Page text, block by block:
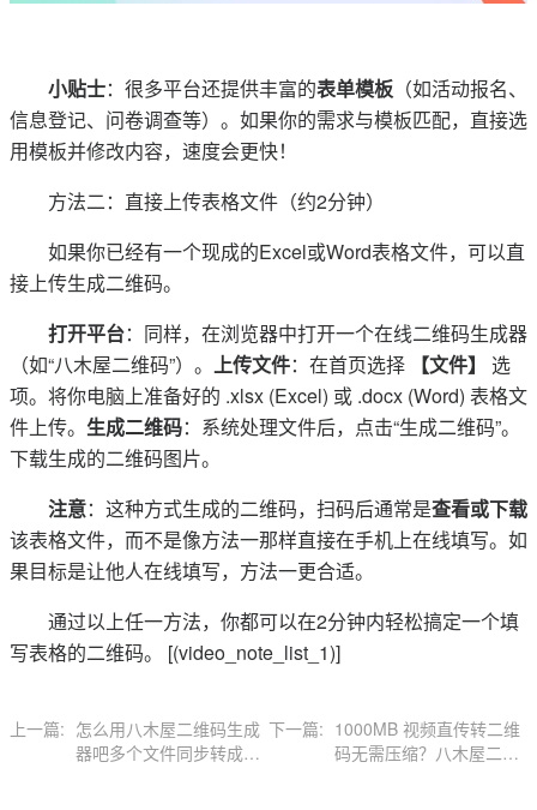
小贴士：很多平台还提供丰富的表单模板 （如活动报名、
信息登记、问卷调查等）。如果你的需求与模板匹配，直接选
用模板并修改内容，速度会更快！
方法二：直接上传表格文件（约2分钟）
如果你已经有一个现成的Excel或Word表格文件，可以直
接上传生成二维码。
打开平台：同样，在浏览器中打开一个在线二维码生成器
（如“八木屋二维码”）。 上传文件：在首页选择 【文件】
选
项。将你电脑上准备好的 .xlsx (Excel) 或 .docx (Word) 表格文
件上传。 生成二维码：系统处理文件后，点击“生成二维码”。
下载生成的二维码图片。
注意：这种方式生成的二维码，扫码后通常是查看或下载
该表格文件，而不是像方法一那样直接在手机上在线填写。如
果目标是让他人在线填写，方法一更合适。
通过以上任一方法，你都可以在2分钟内轻松搞定一个填
写表格的二维码。 [(video_note_list_1)]
上一篇: 怎么用八木屋二维码生成
器吧多个文件同步转成二
下一篇: 1000MB 视频直传转二维
码无需压缩？八木屋二维